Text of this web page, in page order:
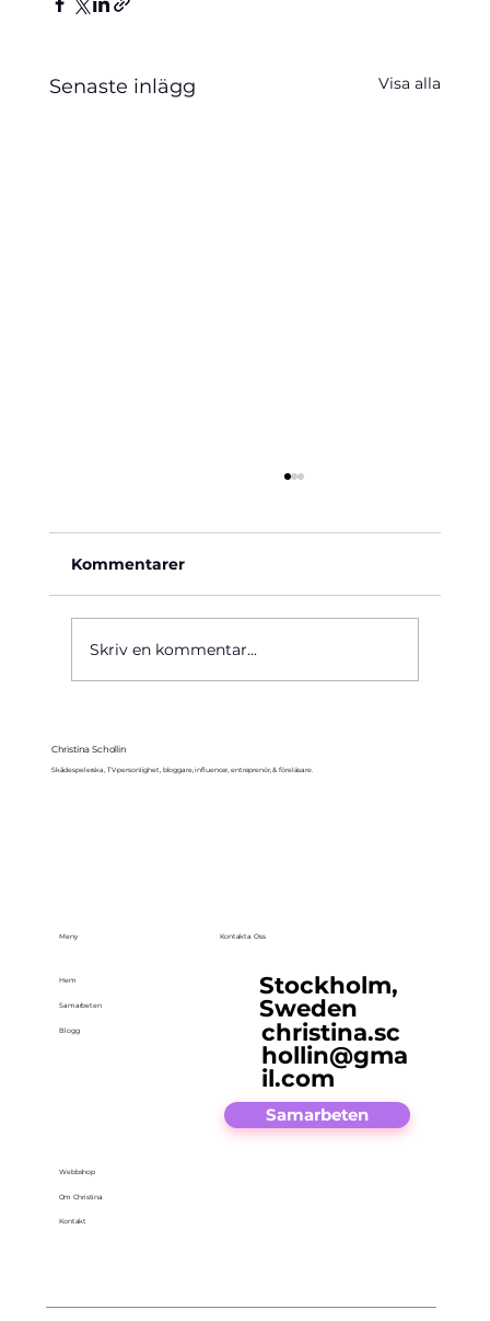
Senaste inlägg Visa alla
Kommentarer
Skriv en kommentar...
Christina Schollin
Skådespelerska, TV-personlighet, bloggare, influencer, entreprenör, & föreläsare.
Meny
Hem
Samarbeten
Blogg
Webbshop
Om Christina
Kontakt
Kontakta Oss
Stockholm,
Sweden
christina.sc
hollin@gma
il.com
Samarbeten